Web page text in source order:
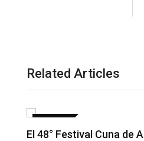
Related Articles
Barranquilla realizará el